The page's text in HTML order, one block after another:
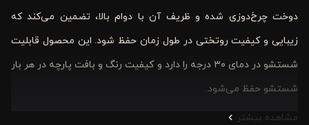
دوخت چرخ‌دوزی شده و ظریف آن با دوام بالا، تضمین می‌کند که
زیبایی و کیفیت روتختی در طول زمان حفظ شود. این محصول قابلیت
شستشو در دمای ۳۰ درجه را دارد و کیفیت رنگ و بافت پارچه در هر بار
شستشو حفظ می‌شود.
روتختی ورونیکا سه تکه، مناسب استفاده روزمره و چهار فصل است و
مشاهده بیشتر